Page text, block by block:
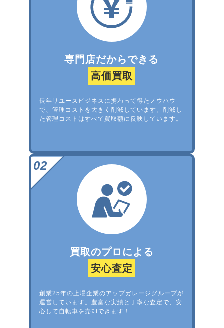
専門店だからできる
高価買取
長年リユースビジネスに携わって得たノウハウ
で、管理コストを大きく削減しています。削減し
た管理コストはすべて買取額に反映しています。
買取のプロによる
安心査定
創業25年の上場企業のアップガレージグループが
運営しています。豊富な実績と丁寧な査定で、安
心して自転車を売却できます！